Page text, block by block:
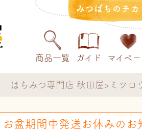
みつばちのチ
商品一覧 ガイド マイペ
はちみつ専門店 秋田屋 ミツロ
お盆期間中発送お休みのお